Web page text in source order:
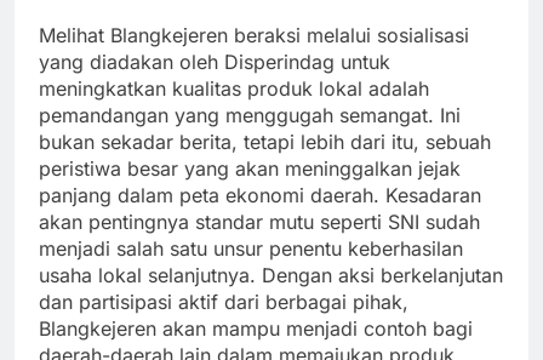
Melihat Blangkejeren beraksi melalui sosialisasi
yang diadakan oleh Disperindag untuk
meningkatkan kualitas produk lokal adalah
pemandangan yang menggugah semangat. Ini
bukan sekadar berita, tetapi lebih dari itu, sebuah
peristiwa besar yang akan meninggalkan jejak
panjang dalam peta ekonomi daerah. Kesadaran
akan pentingnya standar mutu seperti SNI sudah
menjadi salah satu unsur penentu keberhasilan
usaha lokal selanjutnya. Dengan aksi berkelanjutan
dan partisipasi aktif dari berbagai pihak,
Blangkejeren akan mampu menjadi contoh bagi